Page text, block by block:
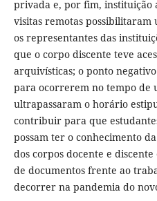
privada e, por fim, instituição
visitas remotas
os representantes das
que o corpo discente teve
arquivísticas; o ponto
para ocorrerem no tempo de
ultrapassaram o horário
contribuir para que
possam ter o conhecimento
dos corpos docente e
de documentos frente ao
decorrer na pandemia do